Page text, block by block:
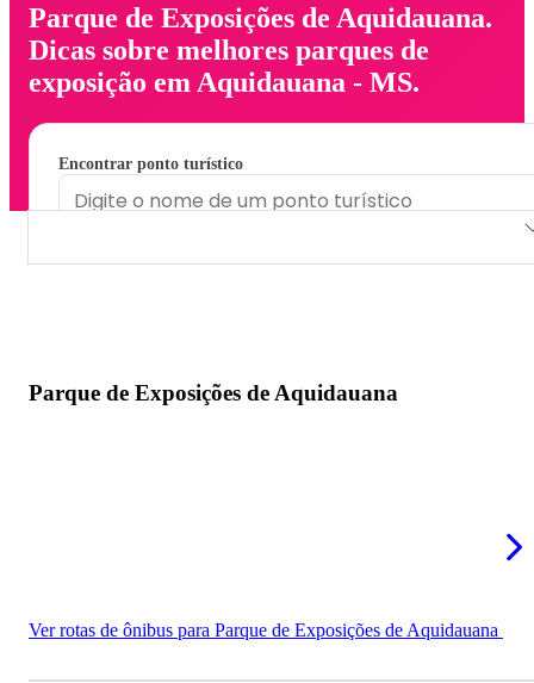
Parque de Exposições de Aquidauana.
Dicas sobre melhores parques de
exposição em Aquidauana - MS.
Encontrar ponto turístico
Parque de Exposições de Aquidauana
Ver rotas de ônibus para Parque de Exposições de Aquidauana